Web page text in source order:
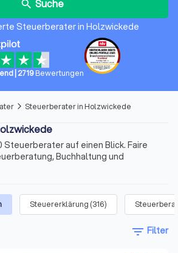
search Suche
Steuerberater in Holzwickede
2719Bewertungen
arrow_forward_ios Steuerberater in Holzwickede
Steuerberater auf einen Blick. Faire
Buchhaltung und
Steuererklärung (316)
filter_list Filter